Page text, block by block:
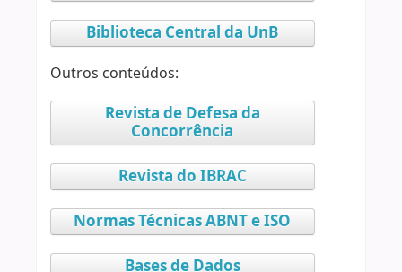
Biblioteca Central da UnB
Outros conteúdos:
Revista de Defesa da
Concorrência
Revista do IBRAC
Normas Técnicas ABNT e ISO
Bases de Dados